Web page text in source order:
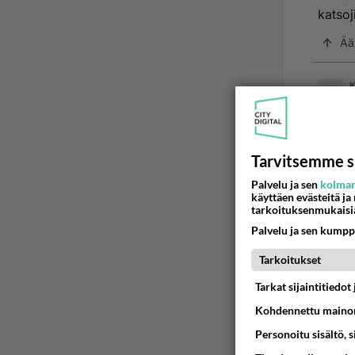
Lue
Kyllä
kun
Tarvitsemme
Palvelu ja sen
käyttäen evästeitä
Palvelu ja sen
Tarkoitukset
Tarkat sijaintitiedot
Kohdennettu
Personoitu sisältö,